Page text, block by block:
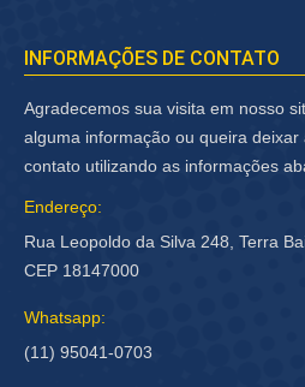
INFORMAÇÕES DE CONTATO
Agradecemos sua visita em nosso
alguma informação ou queira
contato utilizando as informações
Endereço:
Rua Leopoldo da Silva 248, Terra
CEP 18147000
Whatsapp:
(11) 95041-0703